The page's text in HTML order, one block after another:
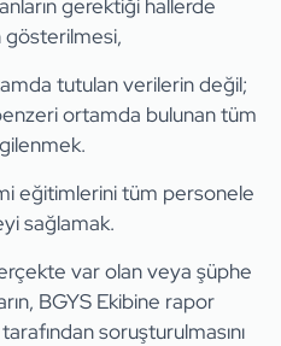
gerektiği hallerde
gösterilmesi,
tutulan verilerin değil;
benzeri ortamda bulunan tüm
eğitimlerini tüm personele
sağlamak.
var olan veya şüphe
BGYS Ekibine rapor
soruşturulmasını